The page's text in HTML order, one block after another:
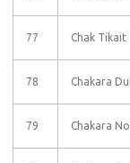
77 Chak Tikait
78 Chakara
79 Chakara